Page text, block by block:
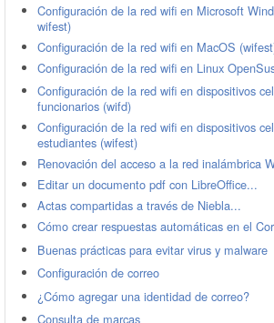
Configuración de la red wifi en Microsoft
wifest)
Configuración de la red wifi en MacOS
Configuración de la red wifi en Linux
Configuración de la red wifi en dispositivos
funcionarios (wifd)
Configuración de la red wifi en dispositivos
estudiantes (wifest)
Renovación del acceso a la red inalámbrica
Editar un documento pdf con LibreOffice...
Actas compartidas a través de Niebla...
Cómo crear respuestas automáticas en el
Buenas prácticas para evitar virus y malware
Configuración de correo
¿Cómo agregar una identidad de correo?
Consulta de marcas